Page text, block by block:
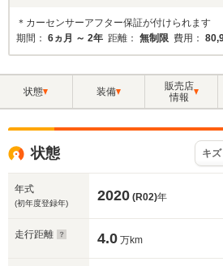
＊カーセンサーアフター保証が付けられます
期間： 6ヵ月 ～ 2年 距離： 無制限 費用：
状態 装備
販売店
情報
状態 キ
年式
(初年度登録年) 2020 (R02)年
走行距離 4.0 万km